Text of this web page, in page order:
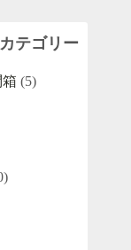
カテゴリー
(5)